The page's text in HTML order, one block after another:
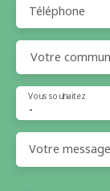
Téléphone
Votre
-
Vous souhaitez
Votre message